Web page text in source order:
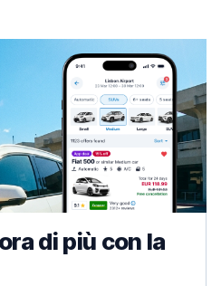
di più con la